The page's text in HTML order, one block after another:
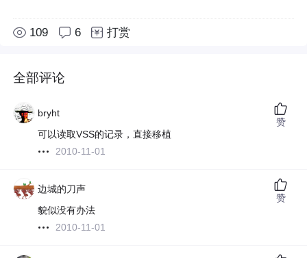
109 6 打赏
全部评论
bryht
可以读取VSS的记录，直接移植
2010-11-01
赞
边城的刀声
貌似没有办法
2010-11-01
赞